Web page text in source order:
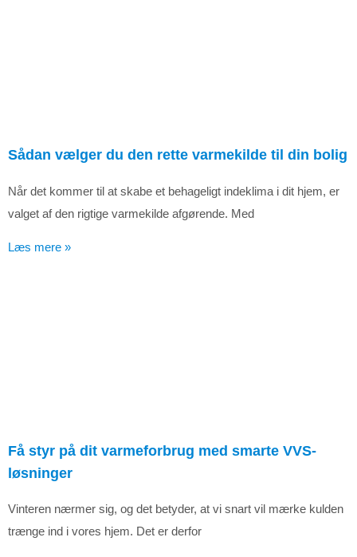
Sådan vælger du den rette varmekilde til din bolig
Når det kommer til at skabe et behageligt indeklima i dit hjem, er
valget af den rigtige varmekilde afgørende. Med
Læs mere »
Få styr på dit varmeforbrug med smarte VVS-
løsninger
Vinteren nærmer sig, og det betyder, at vi snart vil mærke kulden
trænge ind i vores hjem. Det er derfor